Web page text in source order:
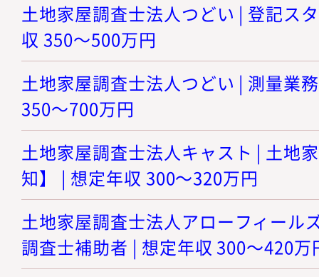
土地家屋調査士法人つどい | 登記ス
収 350～500万円
土地家屋調査士法人つどい | 測量業
350～700万円
土地家屋調査士法人キャスト | 土地
知】 | 想定年収 300～320万円
土地家屋調査士法人アローフィール
調査士補助者 | 想定年収 300～420万